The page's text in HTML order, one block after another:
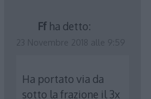
Ff ha detto:
Ha portato via da
sotto la frazione il 3x